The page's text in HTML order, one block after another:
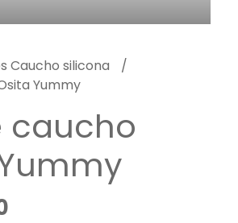
Caucho silicona
Yummy
caucho